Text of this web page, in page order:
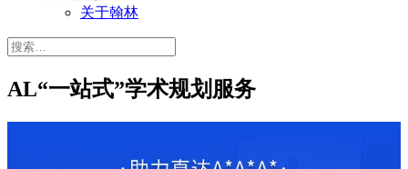
关于翰林
搜
AL“一站式”学术规划服务